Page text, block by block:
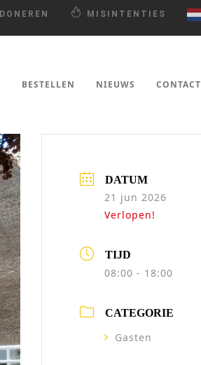
DONEREN MISINTENTIES
BESTELLEN NIEUWS CONTACT
DATUM
21 jun 2026
Verlopen!
TIJD
08:00 - 18:00
CATEGORIE
Gasten